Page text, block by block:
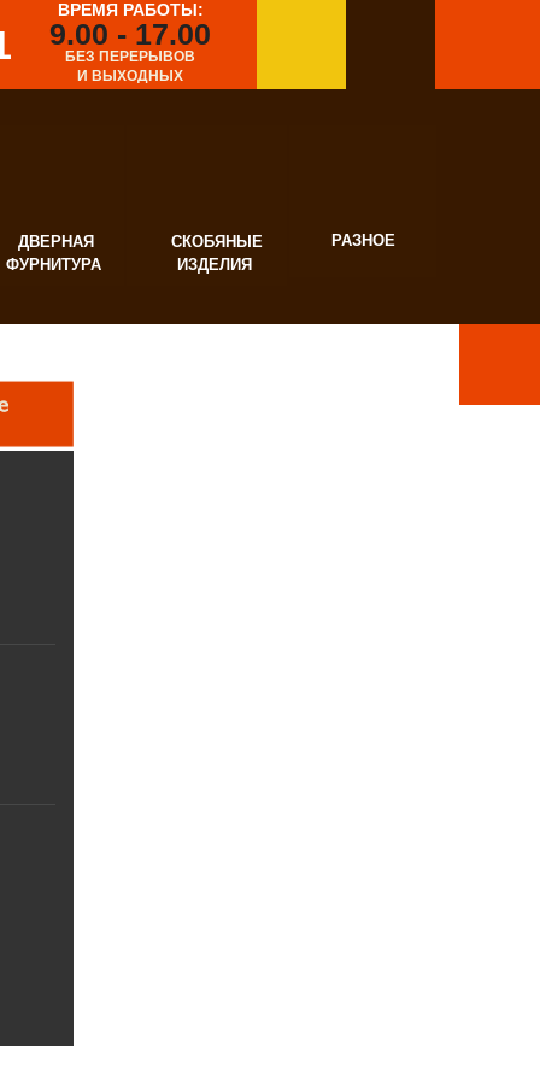
СКОБЯНЫЕ
ИЗДЕЛИЯ
РАЗНОЕ
ВРЕМЯ РАБОТЫ:
9.00 - 17.00
БЕЗ ПЕРЕРЫВОВ
И ВЫХОДНЫХ